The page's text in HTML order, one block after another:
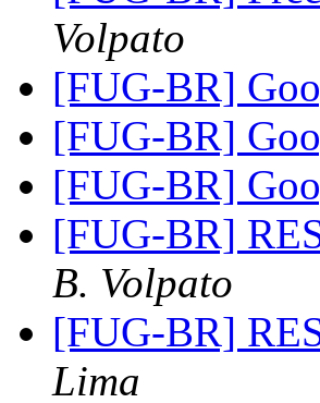
Volpato
[FUG-BR]
[FUG-BR]
[FUG-BR]
[FUG-BR]
B. Volpato
[FUG-BR]
Lima